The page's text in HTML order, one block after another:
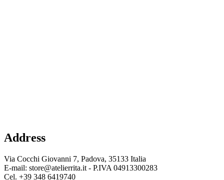
Address
Via Cocchi Giovanni 7, Padova, 35133 Italia
E-mail: store@atelierrita.it - P.IVA 04913300283
Cel. +39 348 6419740